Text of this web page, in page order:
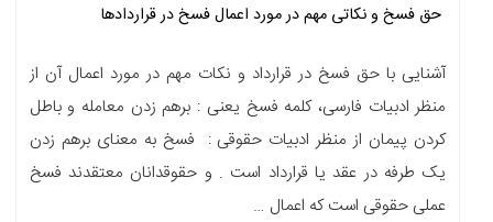
حق فسخ و نکاتی مهم در مورد اعمال فسخ در قراردادها
آشنایی با حق فسخ در قرارداد و نکات مهم در مورد اعمال آن از
منظر ادبیات فارسی، کلمه فسخ یعنی : برهم زدن معامله و باطل
کردن پیمان از منظر ادبیات حقوقی : فسخ به معنای برهم زدن
یک طرفه در عقد یا قرارداد است . و حقوقدانان معتقدند فسخ
عملی حقوقی است که اعمال …